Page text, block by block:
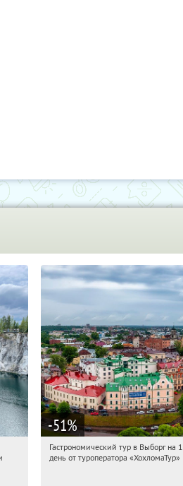
-51%
10:36:54 Купили:5
Гастрономический тур в Выборг на 1
день от туроператора «ХохломаТур»